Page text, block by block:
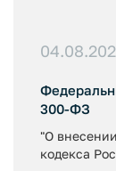
300-ФЗ
"О
кодекса